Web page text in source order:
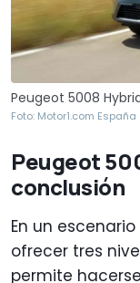
Peugeot 5008
Foto: Motor1.com España
Peugeot
conclusión
En un
ofrecer tres
permite